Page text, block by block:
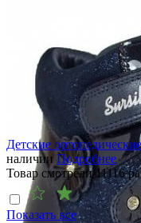
Детские
наличии Подробнее
Товар смотрели11116
Показать все